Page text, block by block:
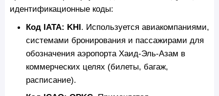
идентификационные коды:
Код IATA: KHI. Используется авиакомпаниями,
системами бронирования и пассажирами для
обозначения аэропорта Хаид-Эль-Азам в
коммерческих целях (билеты, багаж,
расписание).